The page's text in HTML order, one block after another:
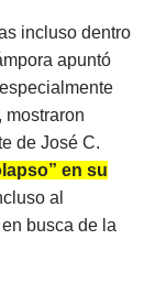
incluso dentro
apuntó
mostraron
de José C.
en su
al
busca de la